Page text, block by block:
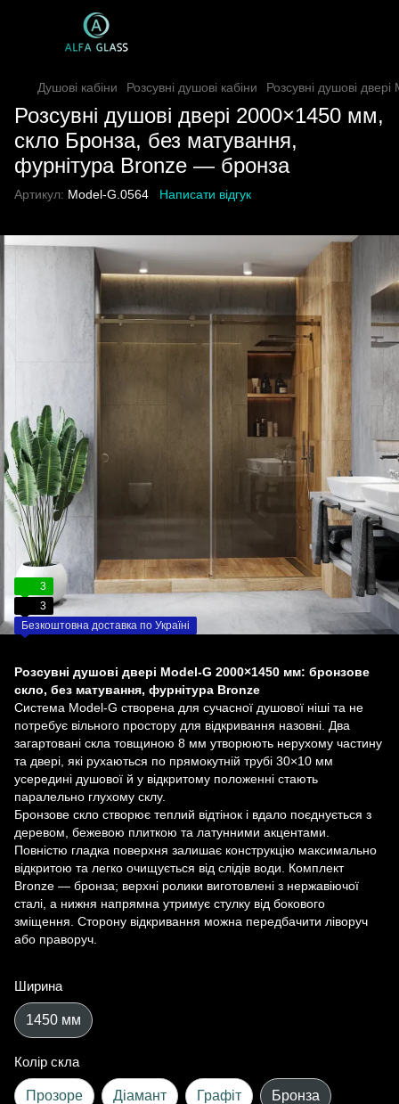
Душові кабіни Розсувні душові кабіни Розсувні душові
Розсувні душові двері 2000×1450 мм,
скло Бронза, без матування,
фурнітура Bronze — бронза
Артикул: Model-G.0564 Написати відгук
3
3
Безкоштовна доставка по Україні
Розсувні душові двері Model-G 2000×1450 мм: бронзове
скло, без матування, фурнітура Bronze
Система Model-G створена для сучасної душової ніші та не
потребує вільного простору для відкривання назовні. Два
загартовані скла товщиною 8 мм утворюють нерухому частину
та двері, які рухаються по прямокутній трубі 30×10 мм
усередині душової й у відкритому положенні стають
паралельно глухому склу.
Бронзове скло створює теплий відтінок і вдало поєднується з
деревом, бежевою плиткою та латунними акцентами.
Повністю гладка поверхня залишає конструкцію максимально
відкритою та легко очищується від слідів води. Комплект
Bronze — бронза; верхні ролики виготовлені з нержавіючої
сталі, а нижня напрямна утримує стулку від бокового
зміщення. Сторону відкривання можна передбачити ліворуч
або праворуч.
Ширина
1450 мм
Колір скла
Прозоре Діамант Графіт Бронза